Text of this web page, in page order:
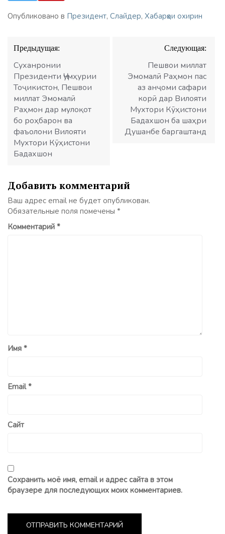
Опубликовано в Президент, Слайдер, Хабарҳои охирин
Навигация
по
записям
Предыдущая:
Суханронии
Президенти Ҷумҳурии
Тоҷикистон, Пешвои
миллат Эмомалӣ
Раҳмон дар мулоқот
бо роҳбарон ва
фаъолони Вилояти
Мухтори Кӯҳистони
Бадахшон
Следующая:
Пешвои миллат
Эмомалӣ Раҳмон пас
аз анҷоми сафари
корӣ дар Вилояти
Мухтори Кӯҳистони
Бадахшон ба шаҳри
Душанбе баргаштанд
Добавить комментарий
Ваш адрес email не будет опубликован.
Обязательные поля помечены *
Комментарий *
Имя *
Email*
Сайт
Сохранить моё имя, email и адрес сайта в этом
браузере для последующих моих комментариев.